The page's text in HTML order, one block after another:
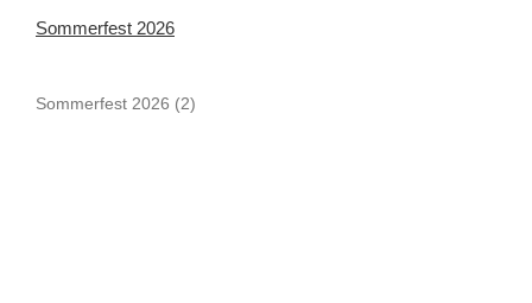
Sommerfest 2026
Sommerfest 2026 (2)